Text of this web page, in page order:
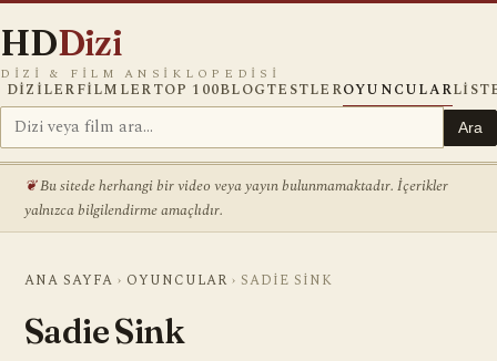
HDDizi
DIZI & FILM ANSIKLOPEDISI
DIZILERFILMLERTOP 100BLOGTESTLEROYUNCULAR
Ara
Bu sitede herhangi bir video veya yayın bulunmamaktadır. İçerikler
yalnızca bilgilendirme amaçlıdır.
ANA SAYFA › OYUNCULAR › SADIE SINK
Sadie Sink